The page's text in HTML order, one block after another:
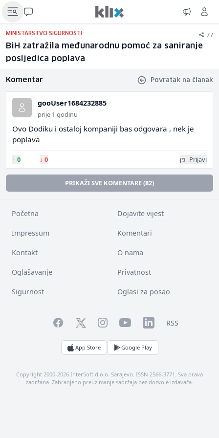
MINISTARSTVO SIGURNOSTI 77
BiH zatražila međunarodnu pomoć za saniranje
posljedica poplava
Komentar Povratak na članak
gooUser1684232885
prije 1 godinu
Ovo Dodiku i ostaloj kompaniji bas odgovara , nek je
poplava
↑ 0 ↓ 0 Prijavi
PRIKAŽI SVE KOMENTARE (82)
Početna Dojavite vijest
Impressum Komentari
Kontakt O nama
Oglašavanje Privatnost
Sigurnost Oglasi za posao
FacebookTwitterInstagramYouTubeLinkedInRSS
App Store Google Play
Copyright 2000-2026 InterSoft d.o.o. Sarajevo. ISSN 2566-3771. Sva prava
zadržana. Zabranjeno preuzimanje sadržaja bez dozvole izdavača.